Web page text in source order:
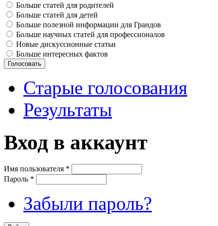
Больше статей для родителей
Больше статей для детей
Больше полезной информации для Грандов
Больше научных статей для профессионалов
Новые дискуссионные статьи
Больше интересных фактов
Старые голосования
Результаты
Вход в аккаунт
Имя пользователя *
Пароль *
Забыли пароль?